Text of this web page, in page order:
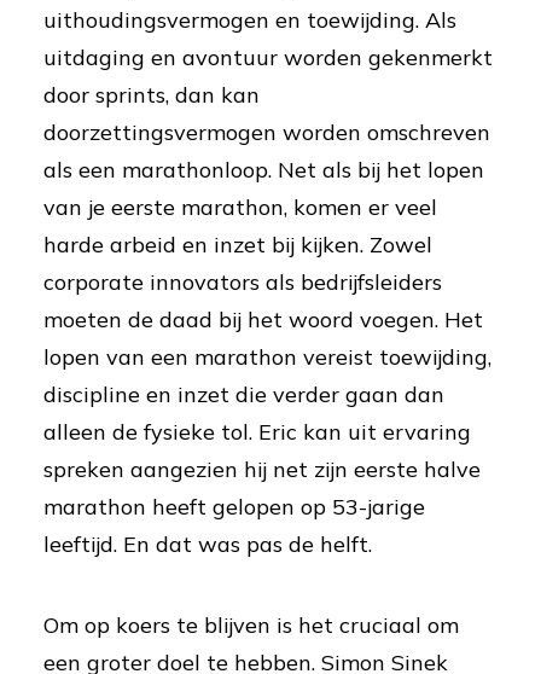
uithoudingsvermogen en toewijding. Als
uitdaging en avontuur worden gekenmerkt
door sprints, dan kan
doorzettingsvermogen worden omschreven
als een marathonloop. Net als bij het lopen
van je eerste marathon, komen er veel
harde arbeid en inzet bij kijken. Zowel
corporate innovators als bedrijfsleiders
moeten de daad bij het woord voegen. Het
lopen van een marathon vereist toewijding,
discipline en inzet die verder gaan dan
alleen de fysieke tol. Eric kan uit ervaring
spreken aangezien hij net zijn eerste halve
marathon heeft gelopen op 53-jarige
leeftijd. En dat was pas de helft.
Om op koers te blijven is het cruciaal om
een groter doel te hebben. Simon Sinek